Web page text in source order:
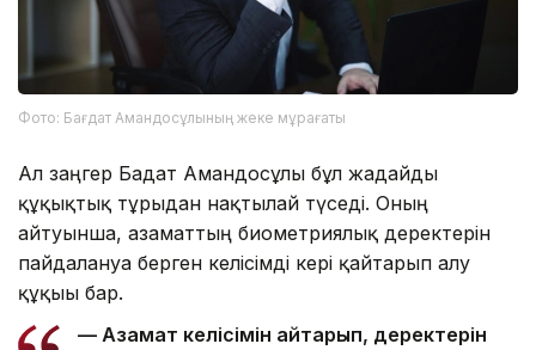
Фото: Бағдат Амандосұлының жеке мұрағаты
Ал заңгер Бағдат Амандосұлы бұл жағдайды
құқықтық тұрғыдан нақтылай түседі. Оның
айтуынша, азаматтың биометриялық деректерін
пайдалануға берген келісімді кері қайтарып алу
құқығы бар.
— Азамат келісімін қайтарып, деректерін